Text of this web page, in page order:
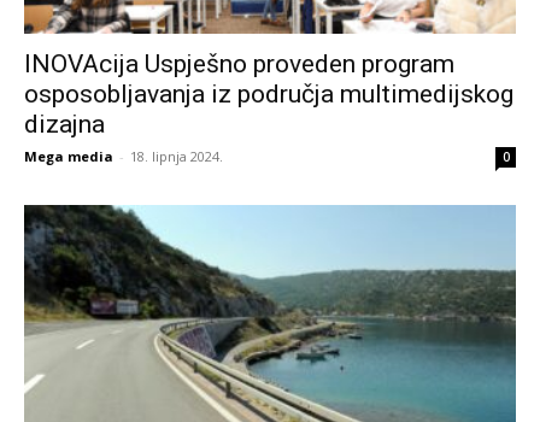
INOVAcija Uspješno proveden program
osposobljavanja iz područja multimedijskog
dizajna
Mega media - 18. lipnja 2024. 0